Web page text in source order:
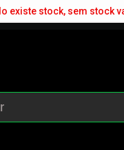
existe stock, sem stock